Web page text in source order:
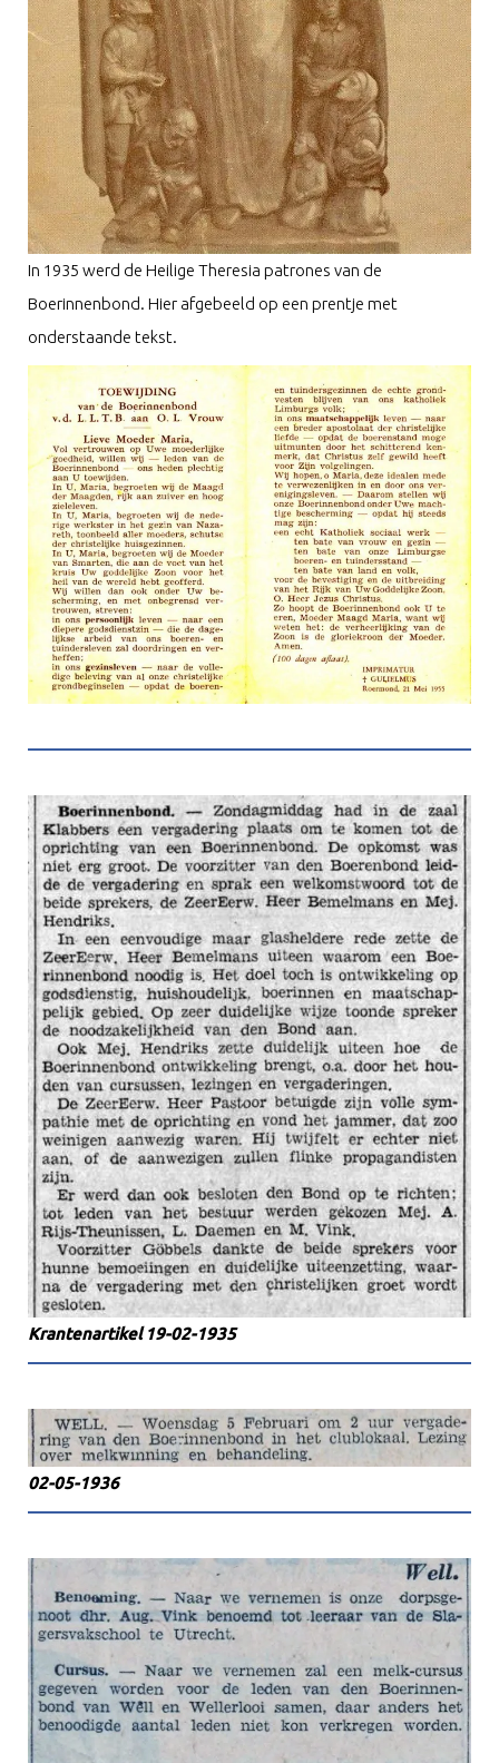
In 1935 werd de Heilige Theresia patrones van de
Boerinnenbond. Hier afgebeeld op een prentje met
onderstaande tekst.
Krantenartikel 19-02-1935
02-05-1936